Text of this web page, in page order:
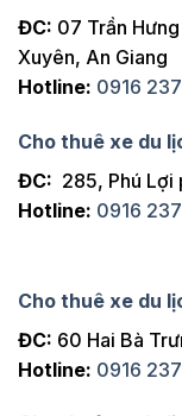
ĐC: 07 Trần
Xuyên, An Giang
Hotline: 0916
Cho thuê xe du
ĐC: 285, Phú Lợi
Hotline: 0916
Cho thuê xe du
ĐC: 60 Hai Bà
Hotline: 0916